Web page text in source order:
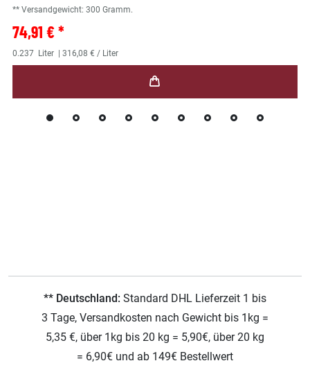
** Versandgewicht: 300 Gramm.
74,91 € *
0.237 Liter | 316,08 € / Liter
** Deutschland: Standard DHL Lieferzeit 1 bis
3 Tage, Versandkosten nach Gewicht bis 1kg =
5,35 €, über 1kg bis 20 kg = 5,90€, über 20 kg
= 6,90€ und ab 149€ Bestellwert